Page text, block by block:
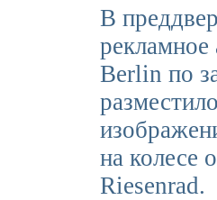
В
рекламное
Berlin по
на колесе
Riesenrad.